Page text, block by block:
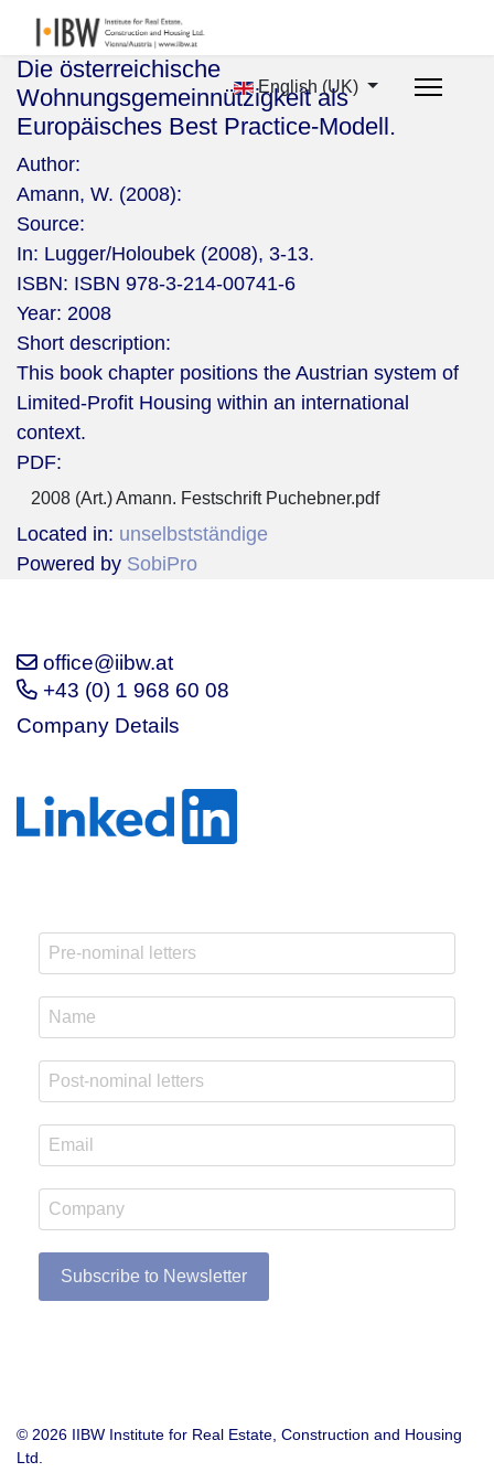
English (UK)
Die österreichische
Wohnungsgemeinnützigkeit als
Europäisches Best Practice-Modell.
Author:
Amann, W. (2008):
Source:
In: Lugger/Holoubek (2008), 3-13.
ISBN: ISBN 978-3-214-00741-6
Year: 2008
Short description:
This book chapter positions the Austrian system of
Limited-Profit Housing within an international
context.
PDF:
2008 (Art.) Amann. Festschrift Puchebner.pdf
Located in: unselbstständige
Powered by SobiPro
office@iibw.at
+43 (0) 1 968 60 08
Company Details
Subscribe to Newsletter
© 2026 IIBW Institute for Real Estate, Construction and Housing
Ltd.